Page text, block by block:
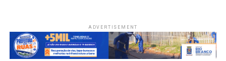
ADVERTISEMENT